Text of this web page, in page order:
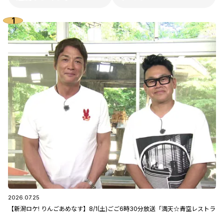
2026.07.25
【新潟ロケ! りんごあめなす】8/1(土)ごご6時30分放送「満天☆青空レストラ